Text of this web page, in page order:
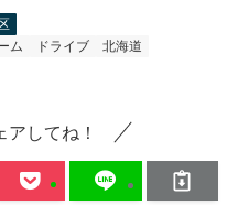
ム ドライブ
北海道
アしてね！